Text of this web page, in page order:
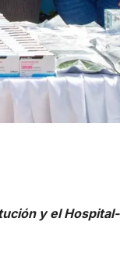
y el Hospital-